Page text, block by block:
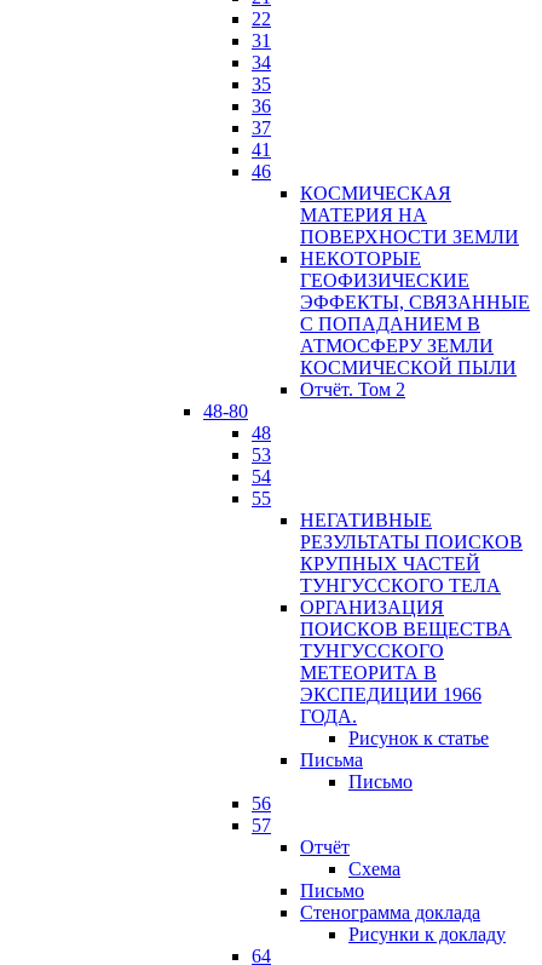
22
31
34
35
36
37
41
46
КОСМИЧЕСКАЯ
МАТЕРИЯ НА
ПОВЕРХНОСТИ ЗЕМЛИ
НЕКОТОРЫЕ
ГЕОФИЗИЧЕСКИЕ
ЭФФЕКТЫ, СВЯЗАННЫЕ
С ПОПАДАНИЕМ В
АТМОСФЕРУ ЗЕМЛИ
КОСМИЧЕСКОЙ ПЫЛИ
Отчёт. Том 2
48-80
48
53
54
55
НЕГАТИВНЫЕ
РЕЗУЛЬТАТЫ ПОИСКОВ
КРУПНЫХ ЧАСТЕЙ
ТУНГУССКОГО ТЕЛА
ОРГАНИЗАЦИЯ
ПОИСКОВ ВЕЩЕСТВА
ТУНГУССКОГО
МЕТЕОРИТА В
ЭКСПЕДИЦИИ 1966
ГОДА.
Рисунок к статье
Письма
Письмо
56
57
Отчёт
Схема
Письмо
Стенограмма доклада
Рисунки к докладу
64